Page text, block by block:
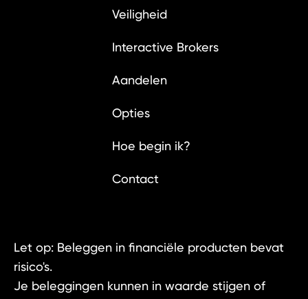
Veiligheid
Interactive Brokers
Aandelen
Opties
Hoe begin ik?
Contact
Let op: Beleggen in financiële producten bevat
risico's.
Je beleggingen kunnen in waarde stijgen of